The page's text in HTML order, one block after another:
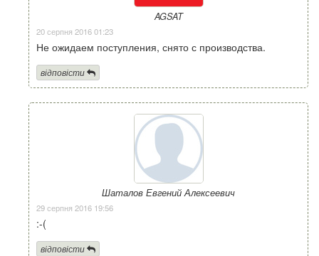
AGSAT
20 серпня 2016 01:23
Не ожидаем поступления, снято с производства.
відповісти
Шаталов Евгений Алексеевич
29 серпня 2016 19:56
:-(
відповісти